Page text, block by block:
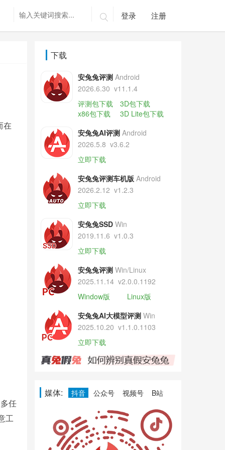
 登录 注册
在
任
工
下载
安兔兔评测 Android
2026.6.30 v11.1.4
评测包下载
3D包下载
x86包下载
3D Lite包下载
安兔兔AI评测 Android
2026.5.8 v3.6.2
立即下载
安兔兔评测车机版 Android
2026.2.12 v1.2.3
立即下载
安兔兔SSD Win
2019.11.6 v1.0.3
立即下载
安兔兔评测 Win/Linux
2025.11.14 v2.0.0.1192
Window版
Linux版
安兔兔AI大模型评测 Win
2025.10.20 v1.1.0.1103
立即下载
媒体: 抖音 公众号 视频号 B站